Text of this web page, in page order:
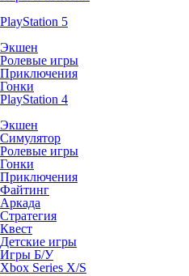
PlayStation 5
Экшен
Ролевые игры
Приключения
Гонки
PlayStation 4
Экшен
Симулятор
Ролевые игры
Гонки
Приключения
Файтинг
Аркада
Стратегия
Квест
Детские игры
Игры Б/У
Xbox Series X/S